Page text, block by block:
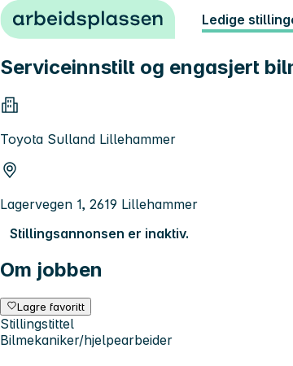
Hopp til innhold Ledige
Serviceinnstilt og engasjert
Toyota Sulland Lillehammer
Lagervegen 1, 2619 Lillehammer
Stillingsannonsen er inaktiv.
Om jobben
Lagre favoritt
Stillingstittel
Bilmekaniker/hjelpearbeider